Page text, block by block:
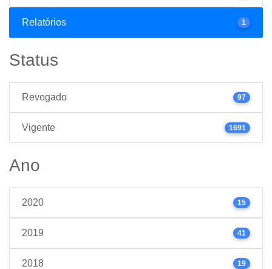
Relatórios 1
Status
Revogado 97
Vigente 1691
Ano
2020 15
2019 41
2018 19